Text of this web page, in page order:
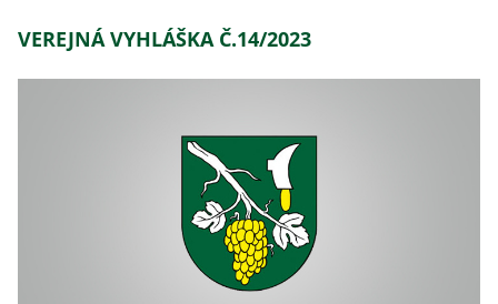
VEREJNÁ VYHLÁŠKA Č.14/2023